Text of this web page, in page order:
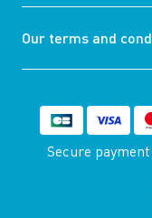
Our terms and
Secure